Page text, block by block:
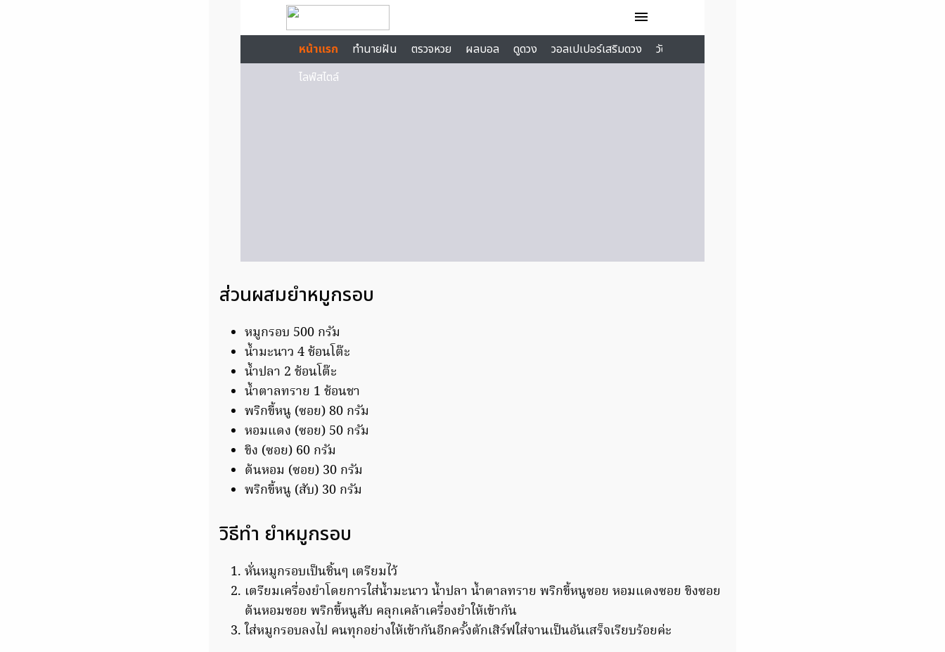
ส่วนผสมยำหมูกรอบ
หมูกรอบ 500 กรัม
น้ำมะนาว 4 ช้อนโต๊ะ
น้ำปลา 2 ช้อนโต๊ะ
น้ำตาลทราย 1 ช้อนชา
พริกขี้หนู (ซอย) 80 กรัม
หอมแดง (ซอย) 50 กรัม
ขิง (ซอย) 60 กรัม
ต้นหอม (ซอย) 30 กรัม
พริกขี้หนู (สับ) 30 กรัม
วิธีทำ ยำหมูกรอบ
หั่นหมูกรอบเป็นชิ้นๆ เตรียมไว้
เตรียมเครื่องยำโดยการใส่น้ำมะนาว น้ำปลา น้ำตาลทราย พริกขี้หนูซอย หอมแดงซอย ขิงซอย
ต้นหอมซอย พริกขี้หนูสับ คลุกเคล้าเครื่องยำให้เข้ากัน
ใส่หมูกรอบลงไป คนทุกอย่างให้เข้ากันอีกครั้งตักเสิร์ฟใส่จานเป็นอันเสร็จเรียบร้อยค่ะ